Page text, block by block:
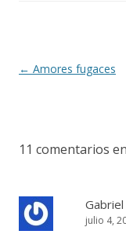
Navegación
← Amores fugaces
11 comentarios
julio 4,